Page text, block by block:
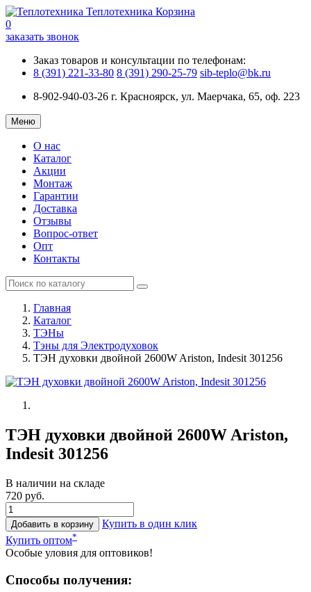
Теплотехника Корзина
0
заказать звонок
Заказ товаров и консультации по телефонам:
8 (391) 221-33-80 8 (391) 290-25-79 sib-teplo@bk.ru
8-902-940-03-26 г. Красноярск, ул. Маерчака, 65, оф. 223
Меню
О нас
Каталог
Акции
Монтаж
Гарантии
Доставка
Отзывы
Вопрос-ответ
Опт
Контакты
Главная
Каталог
ТЭНы
Тэны для Электродуховок
ТЭН духовки двойной 2600W Ariston, Indesit 301256
ТЭН духовки двойной 2600W Ariston,
Indesit 301256
В наличии на складе
720 руб.
Добавить в корзину
Купить в один клик
Купить оптом*
Особые уловия для оптовиков!
Способы получения: